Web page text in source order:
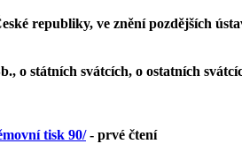
republiky, ve znění pozdějších
o státních svátcích, o ostatních
tisk 90/- prvé čtení